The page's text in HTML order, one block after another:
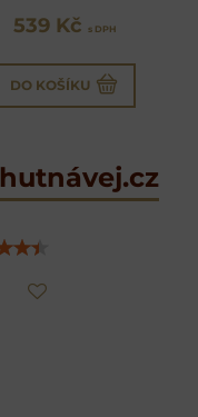
539 Kč s DPH
DO KOŠÍKU